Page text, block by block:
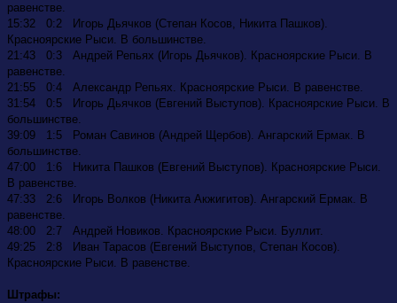
равенстве.
15:32 0:2 Игорь Дьячков (Степан Косов, Никита Пашков).
Красноярские Рыси. В большинстве.
21:43 0:3 Андрей Репьях (Игорь Дьячков). Красноярские Рыси. В
равенстве.
21:55 0:4 Александр Репьях. Красноярские Рыси. В равенстве.
31:54 0:5 Игорь Дьячков (Евгений Выступов). Красноярские Рыси. В
большинстве.
39:09 1:5 Роман Савинов (Андрей Щербов). Ангарский Ермак. В
большинстве.
47:00 1:6 Никита Пашков (Евгений Выступов). Красноярские Рыси.
В равенстве.
47:33 2:6 Игорь Волков (Никита Акжигитов). Ангарский Ермак. В
равенстве.
48:00 2:7 Андрей Новиков. Красноярские Рыси. Буллит.
49:25 2:8 Иван Тарасов (Евгений Выступов, Степан Косов).
Красноярские Рыси. В равенстве.
Штрафы: